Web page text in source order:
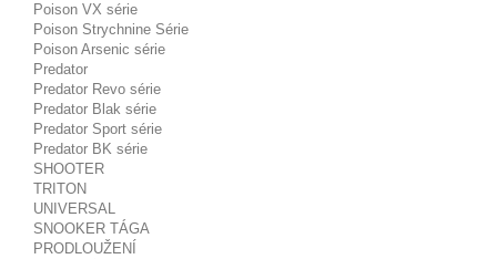
Poison VX série
Poison Strychnine Série
Poison Arsenic série
Predator
Predator Revo série
Predator Blak série
Predator Sport série
Predator BK série
SHOOTER
TRITON
UNIVERSAL
SNOOKER TÁGA
PRODLOUŽENÍ